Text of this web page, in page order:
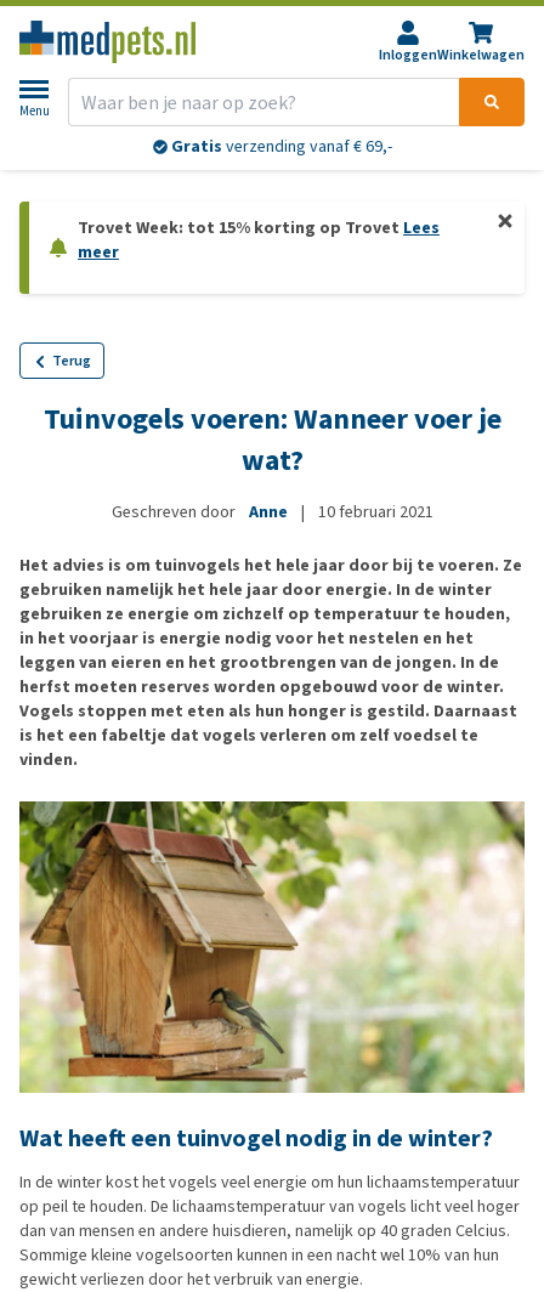
InloggenWinkelwagen
Menu
Gratis verzending vanaf € 69,-
Trovet Week: tot 15% korting op Trovet Lees
meer
Terug
Tuinvogels voeren: Wanneer voer je
wat?
Geschreven door Anne | 10 februari 2021
Het advies is om tuinvogels het hele jaar door bij te voeren. Ze
gebruiken namelijk het hele jaar door energie. In de winter
gebruiken ze energie om zichzelf op temperatuur te houden,
in het voorjaar is energie nodig voor het nestelen en het
leggen van eieren en het grootbrengen van de jongen. In de
herfst moeten reserves worden opgebouwd voor de winter.
Vogels stoppen met eten als hun honger is gestild. Daarnaast
is het een fabeltje dat vogels verleren om zelf voedsel te
vinden.
Wat heeft een tuinvogel nodig in de winter?
In de winter kost het vogels veel energie om hun lichaamstemperatuur
op peil te houden. De lichaamstemperatuur van vogels licht veel hoger
dan van mensen en andere huisdieren, namelijk op 40 graden Celcius.
Sommige kleine vogelsoorten kunnen in een nacht wel 10% van hun
gewicht verliezen door het verbruik van energie.